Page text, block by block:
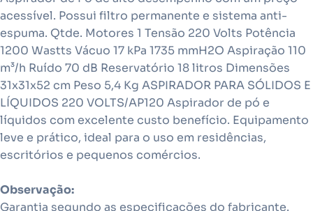
acessível. Possui filtro permanente e sistema anti-
espuma. Qtde. Motores 1 Tensão 220 Volts Potência
1200 Wastts Vácuo 17 kPa 1735 mmH2O Aspiração 110
m³/h Ruído 70 dB Reservatório 18 litros Dimensões
31x31x52 cm Peso 5,4 Kg ASPIRADOR PARA SÓLIDOS E
LÍQUIDOS 220 VOLTS/AP120 Aspirador de pó e
líquidos com excelente custo benefício. Equipamento
leve e prático, ideal para o uso em residências,
escritórios e pequenos comércios.
Observação:
Garantia segundo as especificações do fabricante.